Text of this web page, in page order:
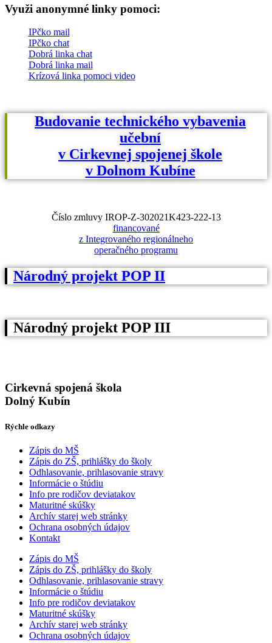
Využi anonymné linky pomoci:
IPčko mail
IPčko chat
Dobrá linka chat
Dobrá linka mail
Krízová linka pomoci video
Budovanie technického vybavenia
učební
v Cirkevnej spojenej škole
v Dolnom Kubíne
Číslo zmluvy IROP-Z-302021K423-222-13
financované
z Integrovaného regionálneho
operačného programu
Národný projekt POP II
Národný projekt POP III
Cirkevná spojená škola
Dolný Kubín
Rýchle odkazy
Zápis do MŠ
Zápis do ZŠ, prihlášky do školy
Odhlasovanie, prihlasovanie stravy
Informácie o štúdiu
Info pre rodičov deviatakov
Maturitné skúšky
Archív starej web stránky
Ochrana osobných údajov
Kontakt
Zápis do MŠ
Zápis do ZŠ, prihlášky do školy
Odhlasovanie, prihlasovanie stravy
Informácie o štúdiu
Info pre rodičov deviatakov
Maturitné skúšky
Archív starej web stránky
Ochrana osobných údajov